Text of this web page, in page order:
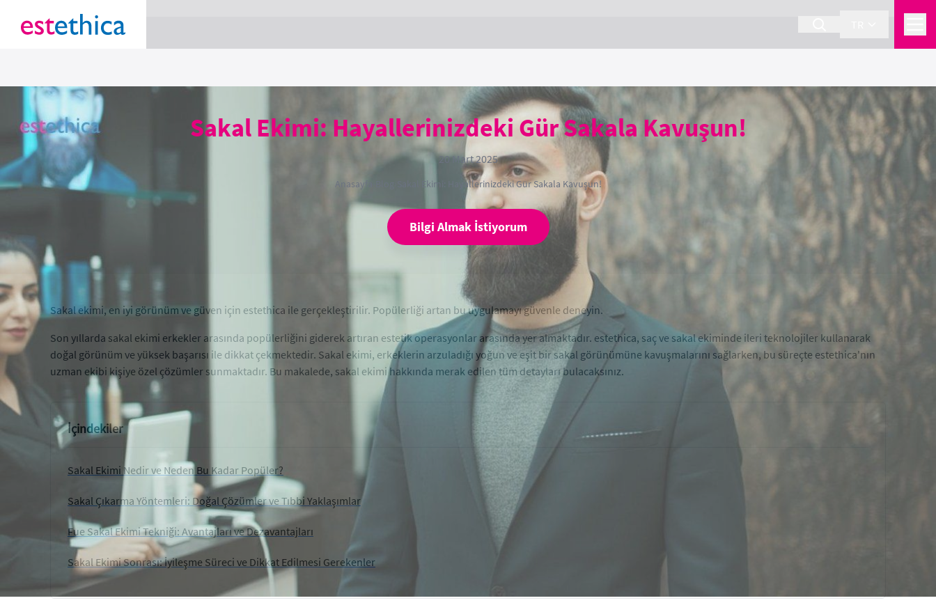
Sakal Ekimi: Hayallerinizdeki Gür Sakala Kavuşun!
20 Mart 2025
Anasayfa Sakal Ekimi: Hayallerinizdeki Gür Sakala Kavuşun!
Bilgi Almak İstiyorum
Sakal ekimi, en iyi görünüm ve güven için estethica ile gerçekleştirilir. Popülerliği artan bu uygulamayı güvenle deneyin.
Son yıllarda sakal ekimi erkekler arasında popülerliğini giderek artıran estetik operasyonlar arasında yer almaktadır. estethica, saç ve sakal ekiminde ileri teknolojiler kullanarak
doğal görünüm ve yüksek başarısı ile dikkat çekmektedir. Sakal ekimi, erkeklerin arzuladığı yoğun ve eşit bir sakal görünümüne kavuşmalarını sağlarken, bu süreçte estethica'nın
uzman ekibi kişiye özel çözümler sunmaktadır. Bu makalede, sakal ekimi hakkında merak edilen tüm detayları bulacaksınız.
İçindekiler
Sakal Ekimi Nedir ve Neden Bu Kadar Popüler?
Sakal Çıkarma Yöntemleri: Doğal Çözümler ve Tıbbi Yaklaşımlar
Fue Sakal Ekimi Tekniği: Avantajları ve Dezavantajları
Sakal Ekimi Sonrası: İyileşme Süreci ve Dikkat Edilmesi Gerekenler